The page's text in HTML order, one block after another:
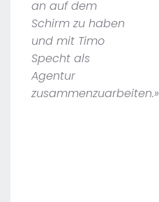
an auf dem
Schirm zu haben
und mit Timo
Specht als
Agentur
zusammenzuarbeiten.»